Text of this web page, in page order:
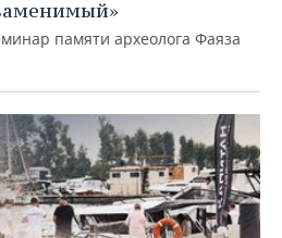
памяти археолога Фаяза